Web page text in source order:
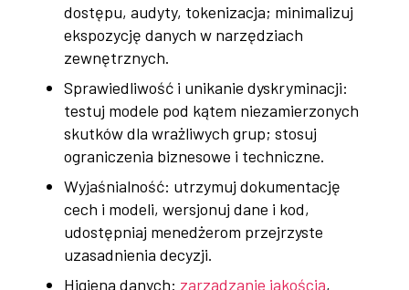
dostępu, audyty, tokenizacja; minimalizuj
ekspozycję danych w narzędziach
zewnętrznych.
Sprawiedliwość i unikanie dyskryminacji:
testuj modele pod kątem niezamierzonych
skutków dla wrażliwych grup; stosuj
ograniczenia biznesowe i techniczne.
Wyjaśnialność: utrzymuj dokumentację
cech i modeli, wersjonuj dane i kod,
udostępniaj menedżerom przejrzyste
uzasadnienia decyzji.
Higiena danych: zarządzanie jakością,